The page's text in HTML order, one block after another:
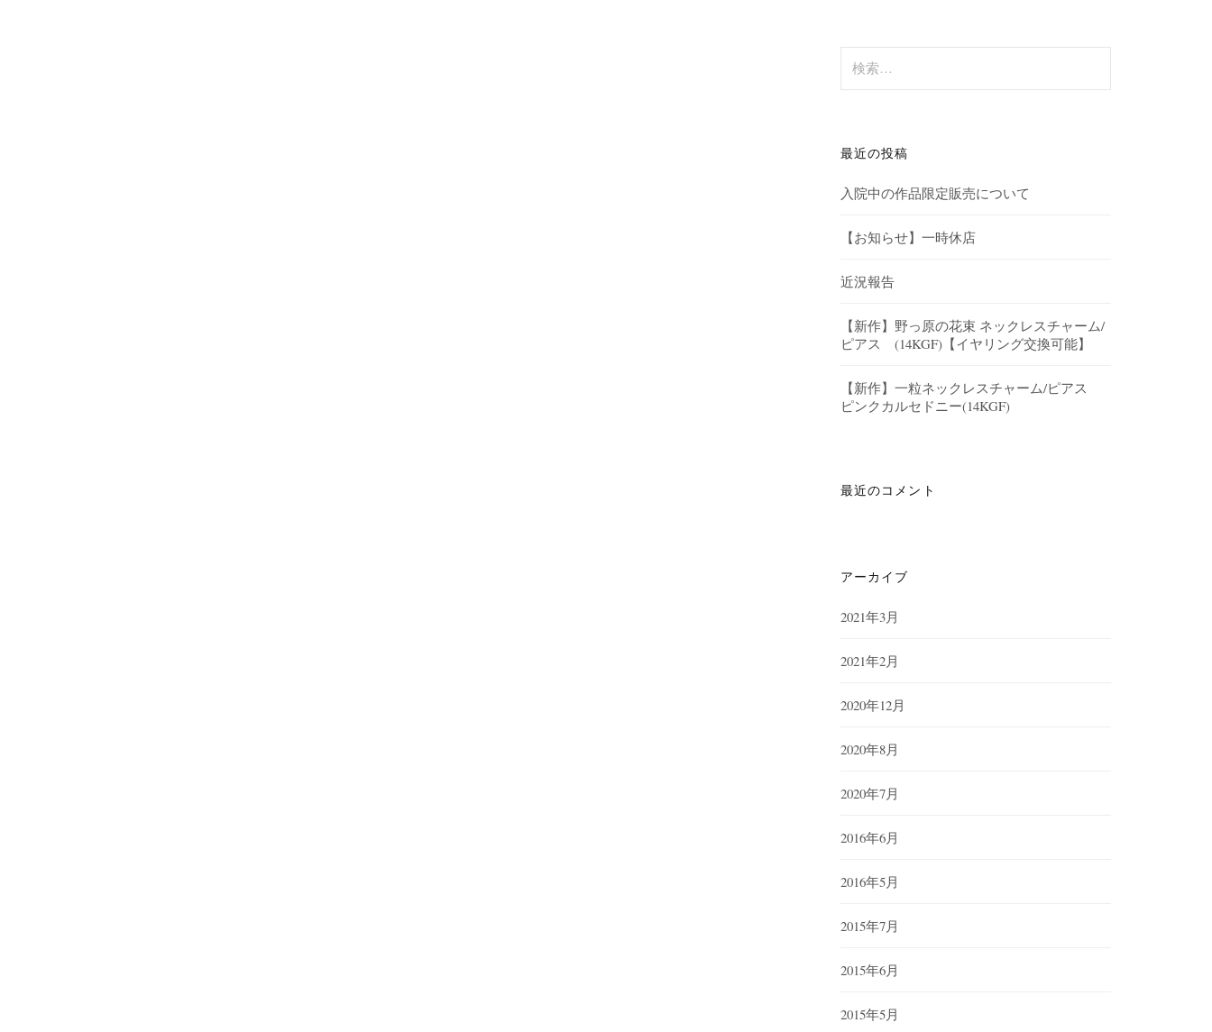
索:
最近の投稿
入院中の作品限定販売について
【お知らせ】一時休店
近況報告
【新作】野っ原の花束 ネックレスチャーム/
ピアス (14KGF)【イヤリング交換可能】
【新作】一粒ネックレスチャーム/ピアス
ピンクカルセドニー(14KGF)
最近のコメント
アーカイブ
2021年3月
2021年2月
2020年12月
2020年8月
2020年7月
2016年6月
2016年5月
2015年7月
2015年6月
2015年5月